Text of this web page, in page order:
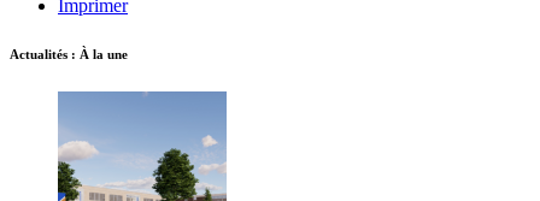
Imprimer
Actualités : À la une